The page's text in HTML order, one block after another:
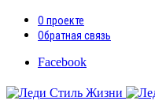
О проекте
Обратная связь
Facebook